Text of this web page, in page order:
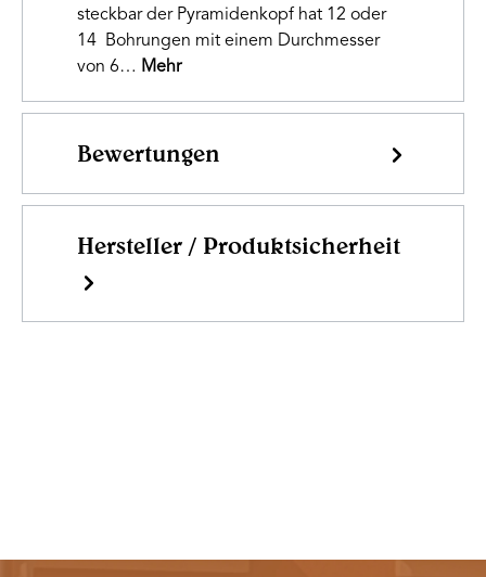
steckbar der Pyramidenkopf hat 12 oder
14 Bohrungen mit einem Durchmesser
von 6… Mehr
Bewertungen
Hersteller / Produktsicherheit